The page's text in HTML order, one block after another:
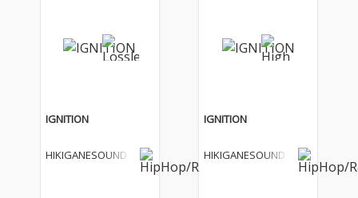
IGNITION
HIKIGANESOUND
IGNITION
HIKIGANESOUND